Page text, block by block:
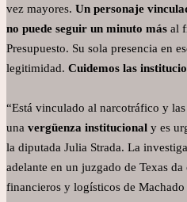
vez mayores. Un personaje
no puede seguir un minuto más al
Presupuesto. Su sola presencia en
legitimidad. Cuidemos las
“Está vinculado al narcotráfico y
una vergüenza institucional y es
la diputada Julia Strada. La
adelante en un juzgado de Texas
financieros y logísticos de